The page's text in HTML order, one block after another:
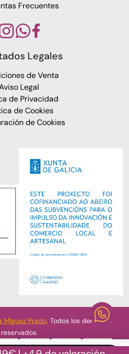
Frecuentes
Legales
de Venta
Legal
de Privacidad
de Cookies
de Cookies
Míguez Prado. Todos los derechos
reservados.